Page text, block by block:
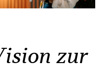
zur